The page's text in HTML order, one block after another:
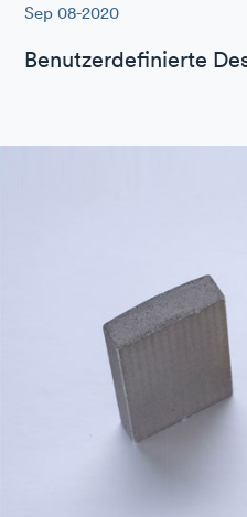
Sep 08-2020
Benutzerdefinierte